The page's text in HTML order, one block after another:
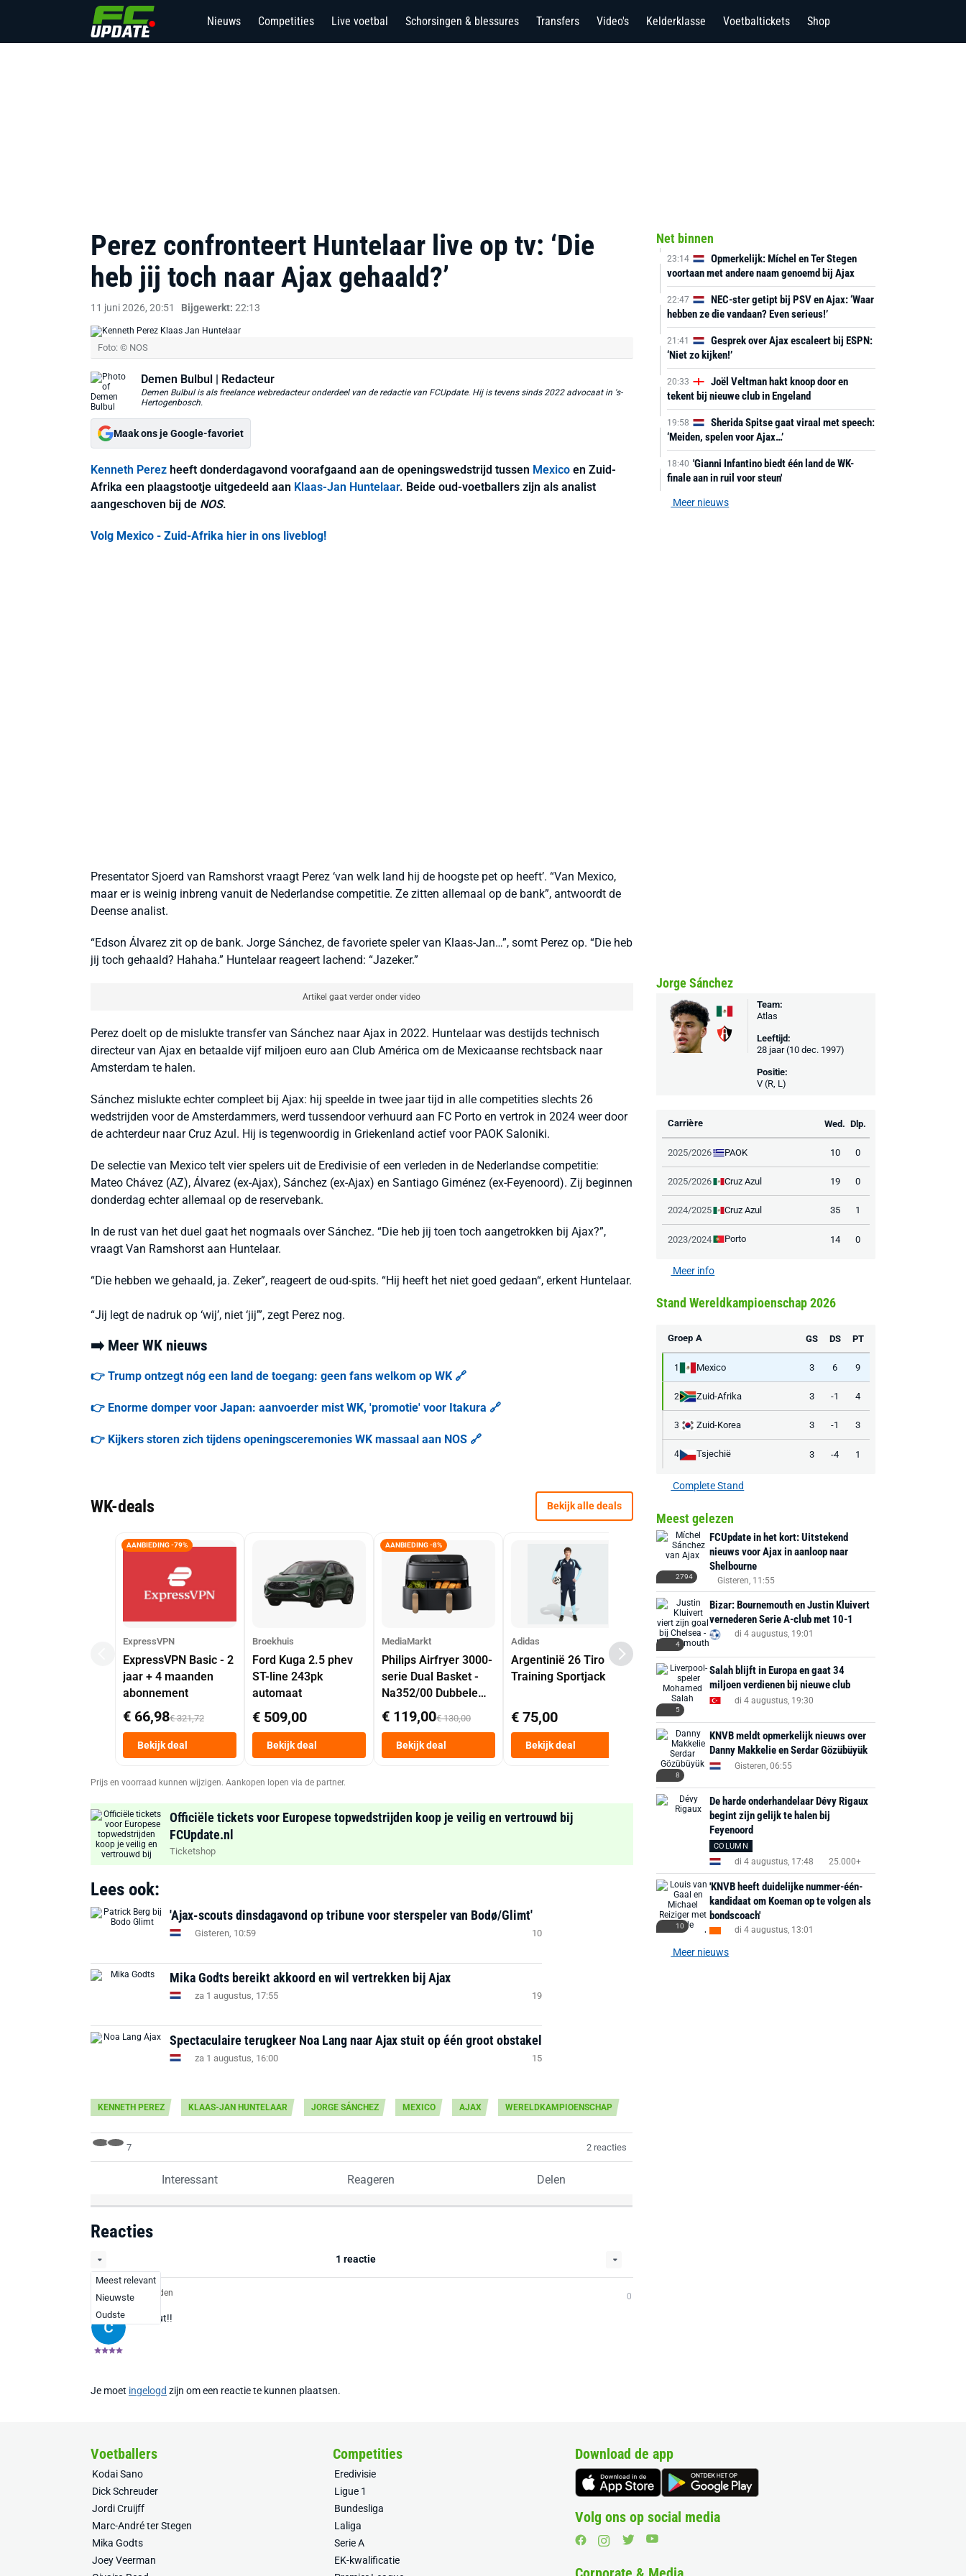
Nieuws Competities Live voetbal Schorsingen & blessures Transfers Video's Kelderklasse Voetbaltickets Shop
Perez confronteert Huntelaar live op tv: ‘Die
heb jij toch naar Ajax gehaald?’
11 juni 2026, 20:51 Bijgewerkt: 22:13
Foto: © NOS
Demen Bulbul | Redacteur
Demen Bulbul is als freelance webredacteur onderdeel van de redactie van FCUpdate. Hij is tevens sinds 2022 advocaat in 's-
Hertogenbosch.
Maak ons je Google-favoriet
Kenneth Perez heeft donderdagavond voorafgaand aan de openingswedstrijd tussen Mexico en Zuid-
Afrika een plaagstootje uitgedeeld aan Klaas-Jan Huntelaar. Beide oud-voetballers zijn als analist
aangeschoven bij de NOS.
Volg Mexico - Zuid-Afrika hier in ons liveblog!
Presentator Sjoerd van Ramshorst vraagt Perez ‘van welk land hij de hoogste pet op heeft’. “Van Mexico,
maar er is weinig inbreng vanuit de Nederlandse competitie. Ze zitten allemaal op de bank”, antwoordt de
Deense analist.
“Edson Álvarez zit op de bank. Jorge Sánchez, de favoriete speler van Klaas-Jan…”, somt Perez op. “Die heb
jij toch gehaald? Hahaha.” Huntelaar reageert lachend: “Jazeker.”
Artikel gaat verder onder video
Perez doelt op de mislukte transfer van Sánchez naar Ajax in 2022. Huntelaar was destijds technisch
directeur van Ajax en betaalde vijf miljoen euro aan Club América om de Mexicaanse rechtsback naar
Amsterdam te halen.
Sánchez mislukte echter compleet bij Ajax: hij speelde in twee jaar tijd in alle competities slechts 26
wedstrijden voor de Amsterdammers, werd tussendoor verhuurd aan FC Porto en vertrok in 2024 weer door
de achterdeur naar Cruz Azul. Hij is tegenwoordig in Griekenland actief voor PAOK Saloniki.
De selectie van Mexico telt vier spelers uit de Eredivisie of een verleden in de Nederlandse competitie:
Mateo Chávez (AZ), Álvarez (ex-Ajax), Sánchez (ex-Ajax) en Santiago Giménez (ex-Feyenoord). Zij beginnen
donderdag echter allemaal op de reservebank.
In de rust van het duel gaat het nogmaals over Sánchez. “Die heb jij toen toch aangetrokken bij Ajax?”,
vraagt Van Ramshorst aan Huntelaar.
“Die hebben we gehaald, ja. Zeker”, reageert de oud-spits. “Hij heeft het niet goed gedaan“, erkent Huntelaar.
“Jij legt de nadruk op ‘wij’, niet ‘jij’”, zegt Perez nog.
➡️ Meer WK nieuws
👉 Trump ontzegt nóg een land de toegang: geen fans welkom op WK 🔗
👉 Enorme domper voor Japan: aanvoerder mist WK, 'promotie' voor Itakura 🔗
👉 Kijkers storen zich tijdens openingsceremonies WK massaal aan NOS 🔗
WK-deals Bekijk alle deals
AANBIEDING -79%
ExpressVPN
ExpressVPN Basic - 2
jaar + 4 maanden
abonnement
€ 66,98€ 321,72
Bekijk deal
Broekhuis
Ford Kuga 2.5 phev
ST-line 243pk
automaat
€ 509,00
Bekijk deal
AANBIEDING -8%
MediaMarkt
Philips Airfryer 3000-
serie Dual Basket -
Na352/00 Dubbele
Mand 9 L Tot 6
Personen
Heteluchtfriteuse
Zwart
€ 119,00€ 130,00
Bekijk deal
Adidas
Argentinië 26 Tiro
Training Sportjack
€ 75,00
Bekijk deal
MediaMarkt
EA Sports FC 26 -
PlayStation 5
€ 29,99
Bekijk deal
Adidas
F50 Messi Elite Firm
Ground Boots Kids
Bekijk deal
Prijs en voorraad kunnen wijzigen. Aankopen lopen via de partner.
Officiële tickets voor Europese topwedstrijden koop je veilig en vertrouwd bij
FCUpdate.nl
Ticketshop
Lees ook:
'Ajax-scouts dinsdagavond op tribune voor sterspeler van Bodø/Glimt'
Gisteren, 10:59 10
Mika Godts bereikt akkoord en wil vertrekken bij Ajax
za 1 augustus, 17:55 19
Spectaculaire terugkeer Noa Lang naar Ajax stuit op één groot obstakel
za 1 augustus, 16:00 15
KENNETH PEREZ KLAAS-JAN HUNTELAAR JORGE SÁNCHEZ MEXICO AJAX WERELDKAMPIOENSCHAP
7 2 reacties
Interessant Reageren Delen
Reacties
Meest relevant
Nieuwste
Oudste
1 reactie
CG 1 maand geleden 0
Absoluut!!
Je moet ingelogd zijn om een reactie te kunnen plaatsen.
Net binnen
23:14
Opmerkelijk: Míchel en Ter Stegen
voortaan met andere naam genoemd bij Ajax
22:47
NEC-ster getipt bij PSV en Ajax: ‘Waar
hebben ze die vandaan? Even serieus!’
21:41
Gesprek over Ajax escaleert bij ESPN:
‘Niet zo kijken!’
20:33
Joël Veltman hakt knoop door en
tekent bij nieuwe club in Engeland
19:58
Sherida Spitse gaat viraal met speech:
‘Meiden, spelen voor Ajax…’
18:40 'Gianni Infantino biedt één land de WK-
finale aan in ruil voor steun'
Meer nieuws
Jorge Sánchez
Team:
Atlas
Leeftijd:
28 jaar (10 dec. 1997)
Positie:
V (R, L)
Carrière Wed. Dlp.
2025/2026 PAOK 10 0
2025/2026 Cruz Azul 19 0
2024/2025 Cruz Azul 35 1
2023/2024 Porto 14 0
Meer info
Stand Wereldkampioenschap 2026
Groep A GS DS PT
1 Mexico 3 6 9
2 Zuid-Afrika 3 -1 4
3 Zuid-Korea 3 -1 3
4 Tsjechië 3 -4 1
Complete Stand
Meest gelezen
2794
FCUpdate in het kort: Uitstekend
nieuws voor Ajax in aanloop naar
Shelbourne
Gisteren, 11:55
4
Bizar: Bournemouth en Justin Kluivert
vernederen Serie A-club met 10-1
di 4 augustus, 19:01
5
Salah blijft in Europa en gaat 34
miljoen verdienen bij nieuwe club
di 4 augustus, 19:30
8
KNVB meldt opmerkelijk nieuws over
Danny Makkelie en Serdar Gözübüyük
Gisteren, 06:55
De harde onderhandelaar Dévy Rigaux
begint zijn gelijk te halen bij
Feyenoord
COLUMN
di 4 augustus, 17:48 25.000+
10
'KNVB heeft duidelijke nummer-één-
kandidaat om Koeman op te volgen als
bondscoach'
di 4 augustus, 13:01
Meer nieuws
Voetballers
Kodai Sano
Dick Schreuder
Jordi Cruijff
Marc-André ter Stegen
Mika Godts
Joey Veerman
Competities
Eredivisie
Ligue 1
Bundesliga
Laliga
Serie A
EK-kwalificatie
Download de app
Volg ons op social media